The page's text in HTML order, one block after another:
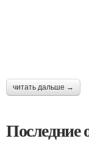
читать дальше →
Последние